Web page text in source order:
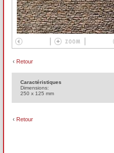
‹ Retour
Caractéristiques
Dimensions:
250 x 125 mm
‹ Retour